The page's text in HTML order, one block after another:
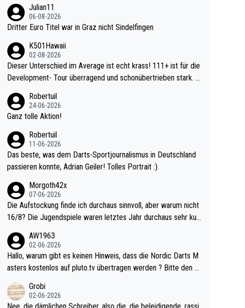
Julian11
06-08-2026
Dritter Euro Titel war in Graz nicht Sindelfingen
K501Hawaii
02-08-2026
Dieser Unterschied im Average ist echt krass! 111+ ist für die
Development- Tour überragend und schonübertrieben stark. U
e mal 40+ erst recht. Da gewinnst keinen Blumentopf - ist ja n
och krasser wie ein Pokalspiel eines Kreisligisten vs einem Bu
Robertuil
24-06-2026
Ganz tolle Aktion!
Robertuil
11-06-2026
Das beste, was dem Darts-Sportjournalismus in Deutschland
passieren konnte, Adrian Geiler! Tolles Portrait :).
Morgoth42x
07-06-2026
Die Aufstockung finde ich durchaus sinnvoll, aber warum nicht
16/8? Die Jugendspiele waren letztes Jahr durchaus sehr kur
l. Allerdings ist Mitchell Lawrie als Nummer 1 der Welt eh quali
fiziert. Somit ändert die automatische Qualifikation des Weltm
eisters erstmal nichts. Ich denke sie wollen damit für nächste
d wohl wenig WDF Turniere spielen. Dies war bei Archie Self l
etztes Jahr der Fall. Er musste als amtierender Weltmeister d
AW1963
02-06-2026
Hallo, warum gibt es keinen Hinweis, dass die Nordic Darts M
asters kostenlos auf pluto.tv übertragen werden ? Bitte den A
Grobi
02-06-2026